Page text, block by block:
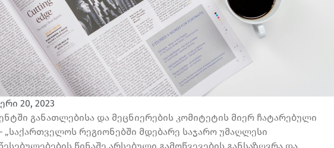
20, 2023
განათლებისა და მეცნიერების კომიტეტის მიერ ჩატარებული
„საქართველოს რეგიონებში მდებარე საჯარო უმაღლესი
წინაშე არსებული გამოწვევების განსაზღვრა და